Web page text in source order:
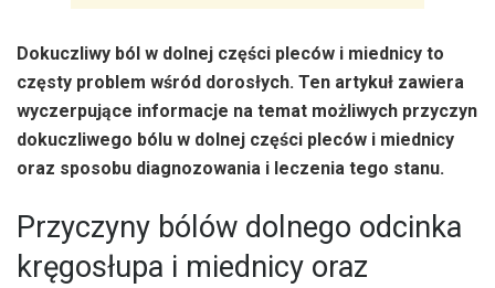
Dokuczliwy ból w dolnej części pleców i miednicy to
częsty problem wśród dorosłych. Ten artykuł zawiera
wyczerpujące informacje na temat możliwych przyczyn
dokuczliwego bólu w dolnej części pleców i miednicy
oraz sposobu diagnozowania i leczenia tego stanu.
Przyczyny bólów dolnego odcinka
kręgosłupa i miednicy oraz